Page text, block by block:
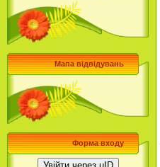
Мапа відвідувань
Форма входу